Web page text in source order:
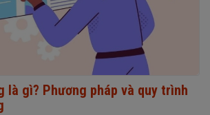
là gì? Phương pháp và quy trình